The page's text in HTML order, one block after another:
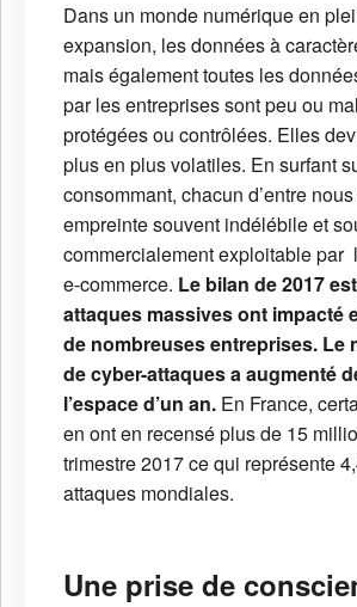
Dans un monde numérique en
expansion, les données à
mais également toutes les
par les entreprises sont peu ou
protégées ou contrôlées. Elles
plus en plus volatiles. En surfant
consommant, chacun d’entre
empreinte souvent indélébile et
commercialement exploitable par
e-commerce. Le bilan de 2017
attaques massives ont impacté
de nombreuses entreprises. Le
de cyber-attaques a augmenté
l’espace d’un an. En France,
en ont en recensé plus de 15
trimestre 2017 ce qui représente
attaques mondiales.
Une prise de